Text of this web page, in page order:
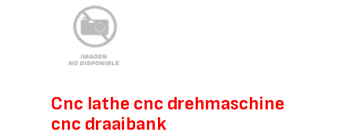
Cnc lathe cnc drehmaschine
cnc draaibank